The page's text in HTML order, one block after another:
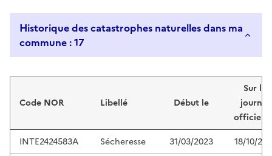
Historique des catastrophes naturelles dans ma
commune : 17
Code NOR Libellé Début le
Sur le
journal
officiel
INTE2424583A
Sécheresse 31/03/2023
18/10/